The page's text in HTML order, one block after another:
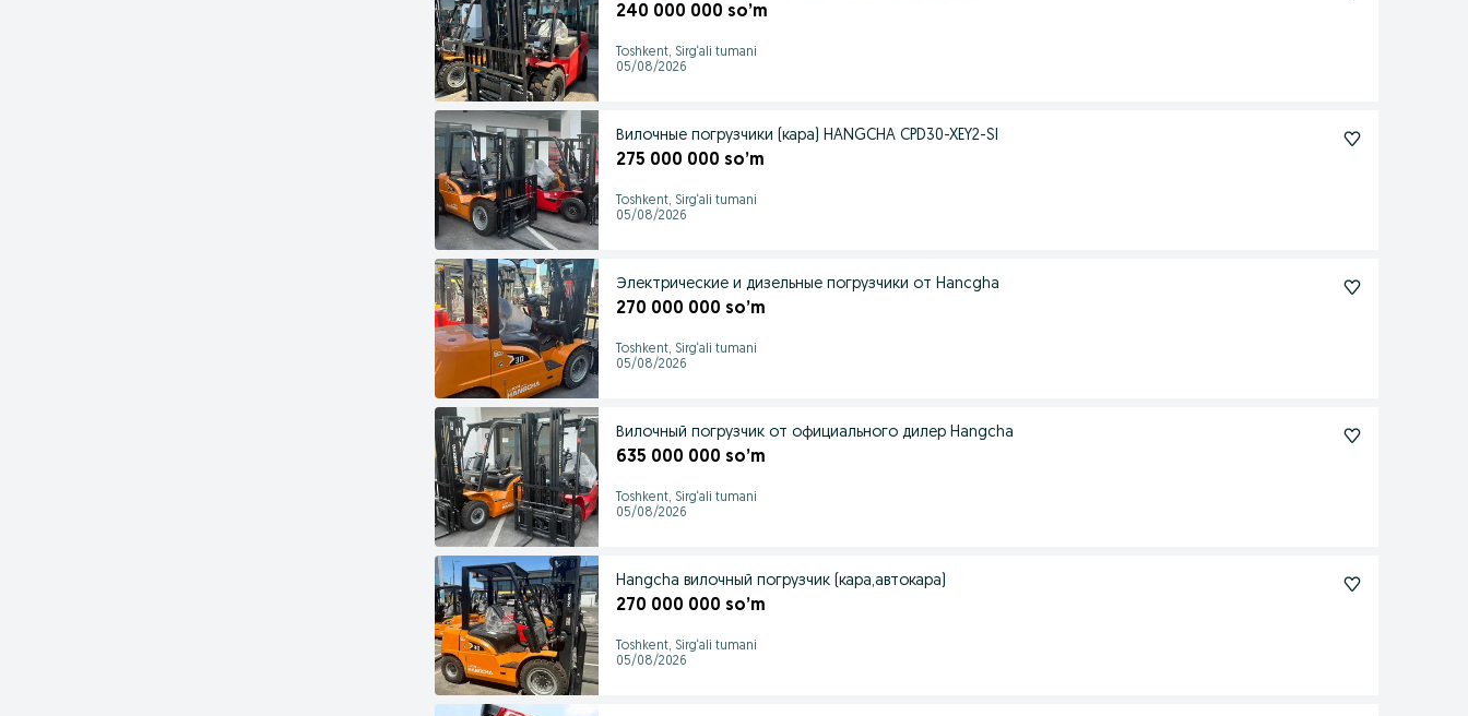
240 000 000 so’m
Toshkent, Sirg‘ali tumani
05/08/2026
Вилочные погрузчики (кара) HANGCHA CPD30-XEY2-SI
275 000 000 so’m
Toshkent, Sirg‘ali tumani
05/08/2026
Электрические и дизельные погрузчики от Hancgha
270 000 000 so’m
Toshkent, Sirg‘ali tumani
05/08/2026
Вилочный погрузчик от официального дилер Hangcha
635 000 000 so’m
Toshkent, Sirg‘ali tumani
05/08/2026
Hangcha вилочный погрузчик (кара,автокара)
270 000 000 so’m
Toshkent, Sirg‘ali tumani
05/08/2026